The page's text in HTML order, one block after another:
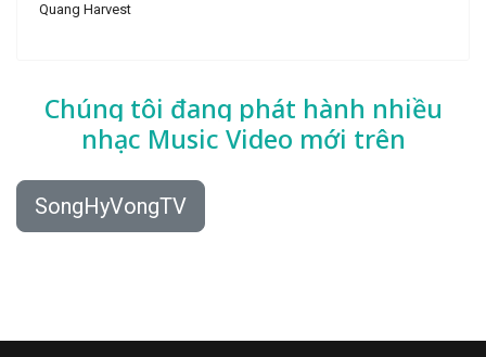
Quang Harvest
Chúng tôi đang phát hành nhiều
nhạc Music Video mới trên
SongHyVongTV